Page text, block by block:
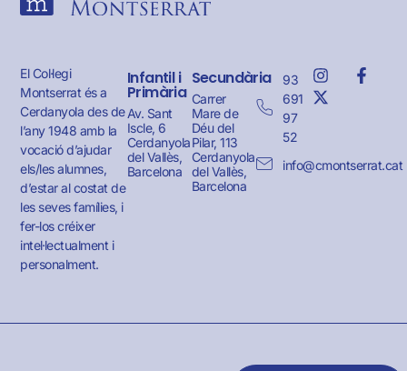
El Col·legi
Montserrat és a
Cerdanyola des de
l’any 1948 amb la
vocació d’ajudar
els/les alumnes,
d’estar al costat de
les seves famílies, i
fer-los créixer
intel·lectualment i
personalment.
Infantil i
Primària
Av. Sant
Iscle, 6
Cerdanyola
del Vallès,
Barcelona
Secundària
Carrer
Mare de
Déu del
Pilar, 113
Cerdanyola
del Vallès,
Barcelona
93
691
97
52
info@cmontserrat.cat